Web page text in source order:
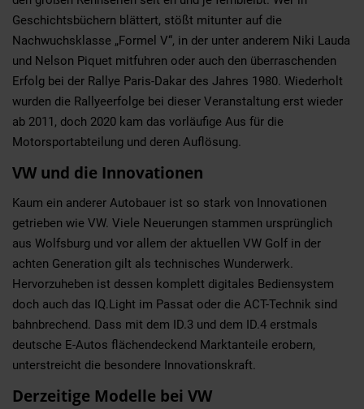
Geschichtsbüchern blättert, stößt mitunter auf die
Nachwuchsklasse „Formel V“, in der unter anderem Niki Lauda
und Nelson Piquet mitfuhren oder auch den überraschenden
Erfolg bei der Rallye Paris-Dakar des Jahres 1980. Wiederholt
wurden die Rallyeerfolge bei dieser Veranstaltung erst wieder
ab 2011, doch 2020 kam das vorläufige Aus für die
Motorsportabteilung und deren Auflösung.
VW und die Innovationen
Kaum ein anderer Autobauer ist so stark von Innovationen
getrieben wie VW. Viele Neuerungen stammen ursprünglich
aus Wolfsburg und vor allem der aktuellen VW Golf in der
achten Generation gilt als technisches Wunderwerk.
Hervorzuheben ist dessen komplett digitales Bediensystem
doch auch das IQ.Light im Passat oder die ACT-Technik sind
bahnbrechend. Dass mit dem ID.3 und dem ID.4 erstmals
deutsche E-Autos flächendeckend Marktanteile erobern,
unterstreicht die besondere Innovationskraft.
Derzeitige Modelle bei VW